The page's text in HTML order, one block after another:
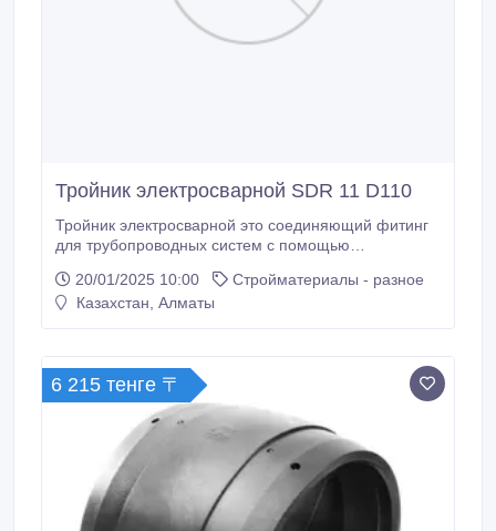
Тройник электросварной SDR 11 D110
Тройник электросварной это соединяющий фитинг
для трубопроводных систем с помощью
нагревательные элементы, что обеспечивают
расплавление полиэтилена. Тройники
различные виды электросварных Т-образных
фитингов от 32 мм диаметра.
20/01/2025 10:00
Стройматериалы - разное
Казахстан, Алматы
6 215 тенге 〒